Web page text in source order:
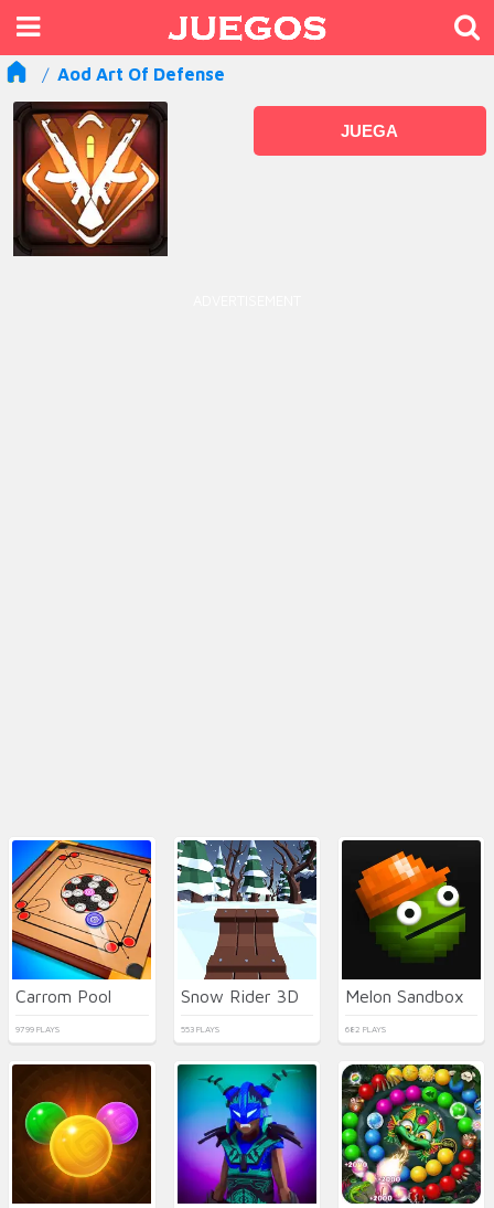
Aod Art Of Defense
JUEGA
Carrom Pool
9799 PLAYS
Snow Rider 3D
553 PLAYS
Melon Sandbox
682 PLAYS